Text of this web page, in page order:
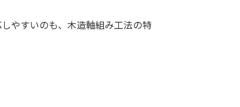
やすいのも、木造軸組み工法の特